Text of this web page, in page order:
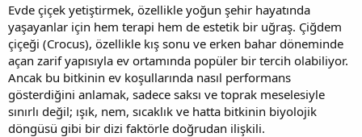
t
a
n
r
h
i
Evde çiçek yetiştirmek, özellikle yoğun şehir hayatında
yaşayanlar için hem terapi hem de estetik bir uğraş. Çiğdem
çiçeği (Crocus), özellikle kış sonu ve erken bahar döneminde
açan zarif yapısıyla ev ortamında popüler bir tercih olabiliyor.
Ancak bu bitkinin ev koşullarında nasıl performans
gösterdiğini anlamak, sadece saksı ve toprak meselesiyle
sınırlı değil; ışık, nem, sıcaklık ve hatta bitkinin biyolojik
döngüsü gibi bir dizi faktörle doğrudan ilişkili.